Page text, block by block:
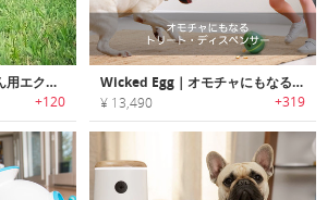
SwiftPaws｜ワンちゃん用エクササイズゲームトイ「スイフトパウ」
+120
Wicked Egg｜オモチャにもなるトリート・ディスペンサー「ウィケッドエッグ」
¥ 13,490 +319